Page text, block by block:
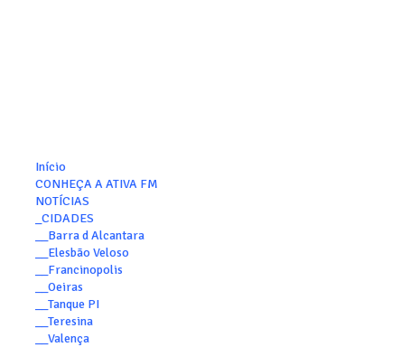
Início
CONHEÇA A ATIVA FM
NOTÍCIAS
_CIDADES
__Barra d Alcantara
__Elesbão Veloso
__Francinopolis
__Oeiras
__Tanque PI
__Teresina
__Valença